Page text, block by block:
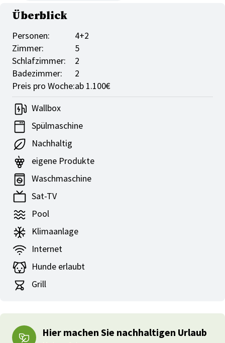
Überblick
Personen:
4+2
Zimmer:
5
Schlafzimmer:
2
Badezimmer:
2
Preis pro Woche:ab 1.100€
Wallbox
Spülmaschine
Nachhaltig
eigene Produkte
Waschmaschine
Sat-TV
Pool
Klimaanlage
Internet
Hunde erlaubt
Grill
Hier machen Sie nachhaltigen Urlaub